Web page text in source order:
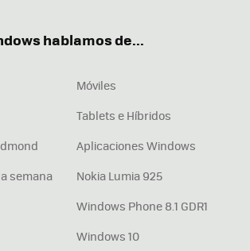
hablamos de...
Móviles
Tablets e Híbridos
Aplicaciones Windows
semana
Nokia Lumia 925
Windows Phone 8.1 GDR1
Windows 10